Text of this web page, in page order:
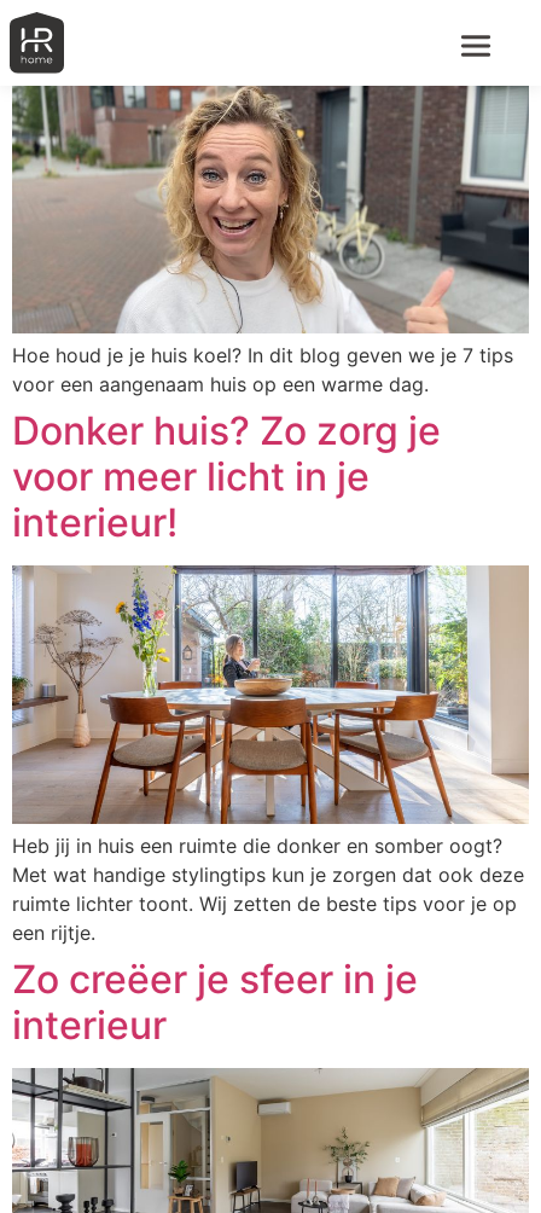
Hoe houd je je huis koel
Hoe houd je je huis koel? In dit blog geven we je 7 tips
voor een aangenaam huis op een warme dag.
Donker huis? Zo zorg je
voor meer licht in je
interieur!
Heb jij in huis een ruimte die donker en somber oogt?
Met wat handige stylingtips kun je zorgen dat ook deze
ruimte lichter toont. Wij zetten de beste tips voor je op
een rijtje.
Zo creëer je sfeer in je
interieur